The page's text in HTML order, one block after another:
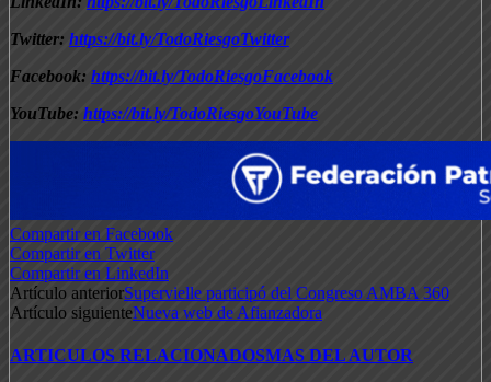
Twitter: https://bit.ly/TodoRiesgoTwitter
Facebook: https://bit.ly/TodoRiesgoFacebook
YouTube: https://bit.ly/TodoRiesgoYouTube
Compartir en Facebook
Compartir en Twitter
Compartir en LinkedIn
Artículo anteriorSupervielle participó del Congreso AMBA 360
Artículo siguienteNueva web de Afianzadora
ARTICULOS RELACIONADOSMAS DEL AUTOR